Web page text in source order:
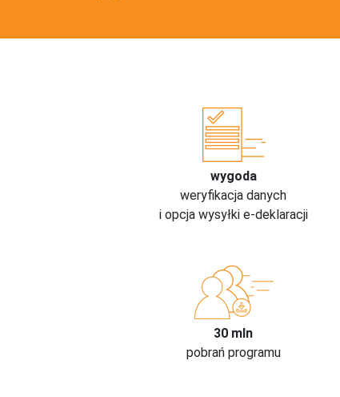
wygoda
weryfikacja danych
i opcja wysyłki e-deklaracji
30 mln
pobrań programu